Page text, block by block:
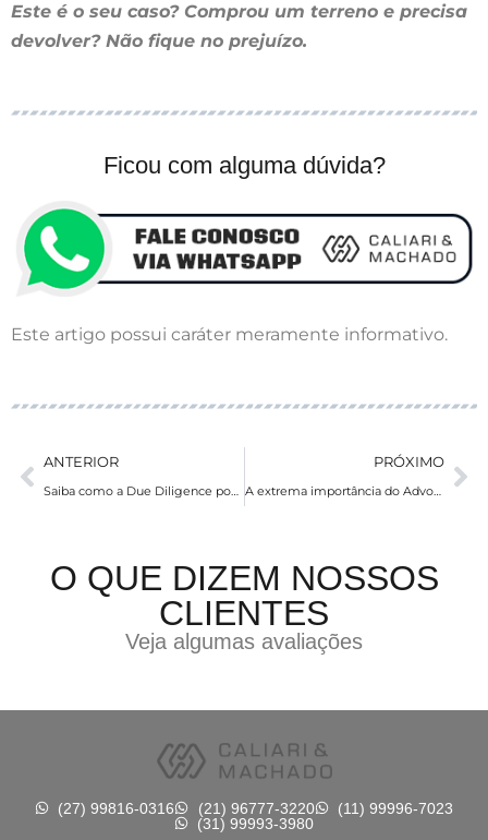
Este é o seu caso? Comprou um terreno e precisa
devolver? Não fique no prejuízo.
Ficou com alguma dúvida?
Este artigo possui caráter meramente informativo.
ANTERIOR PRÓXIMO
A extrema importância do Advogado na hora da compra e venda do seu imóvel
O QUE DIZEM NOSSOS
CLIENTES
Veja algumas avaliações
(27) 99816-0316 (21) 96777-3220
(11) 99996-7023
(31) 99993-3980